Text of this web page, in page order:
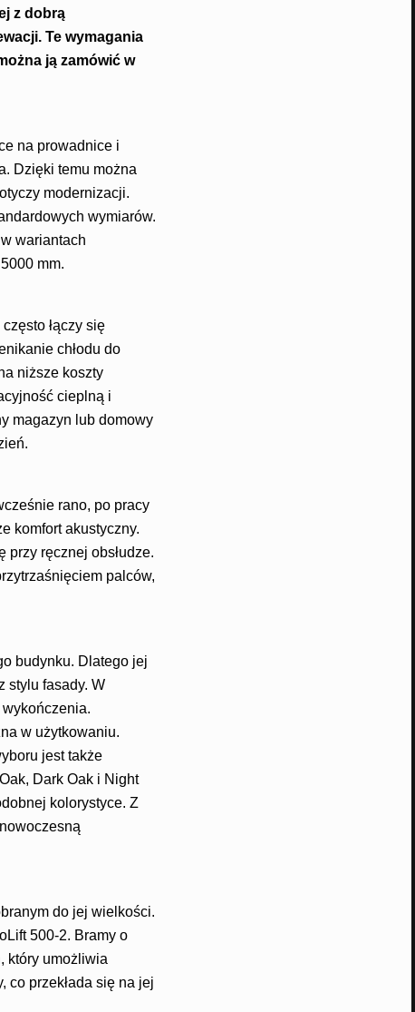
z dobrą
Te wymagania
ją zamówić w
na prowadnice i
Dzięki temu można
modernizacji.
wymiarów.
wariantach
mm.
łączy się
chłodu do
niższe koszty
cieplną i
magazyn lub domowy
rano, po pracy
komfort akustyczny.
przy ręcznej obsłudze.
palców,
budynku. Dlatego jej
stylu fasady. W
w użytkowaniu.
jest także
Dark Oak i Night
kolorystyce. Z
do jej wielkości.
500-2. Bramy o
który umożliwia
co przekłada się na jej